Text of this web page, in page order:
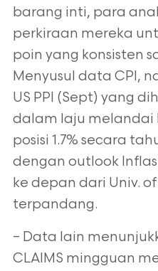
barang inti, para
perkiraan mereka
poin yang konsisten
Menyusul data CPI,
US PPI (Sept) yang
dalam laju melandai
posisi 1.7% secara
dengan outlook
ke depan dari Univ.
terpandang.
– Data lain
CLAIMS mingguan